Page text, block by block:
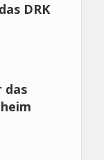
DRK
das